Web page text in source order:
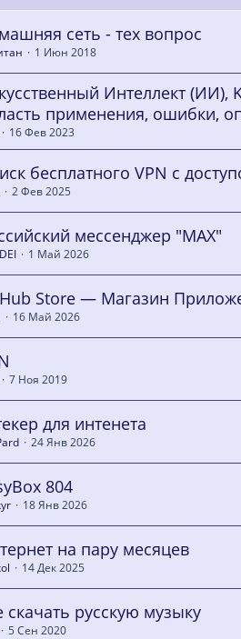
сеть - тех вопрос
1 Июн 2018
Интеллект (ИИ),
применения, ошибки,
16 Фев 2023
бесплатного VPN с
2 Фев 2025
мессенджер "MAX"
1 Май 2026
Store — Магазин
16 Май 2026
7 Ноя 2019
для интенета
24 Янв 2026
804
18 Янв 2026
на пару месяцев
14 Дек 2025
скачать русскую музыку
5 Сен 2020